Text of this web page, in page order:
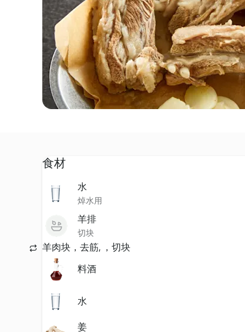
食材
水
焯水用
羊排
切块
羊肉块，去筋, ，切块
料酒
水
姜